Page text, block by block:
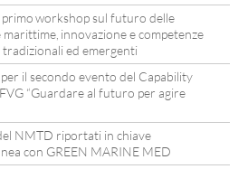
primo workshop sul futuro delle
innovazione e competenze
ed emergenti
per il secondo evento del Capability
“Guardare al futuro per agire
NMTD riportati in chiave
con GREEN MARINE MED